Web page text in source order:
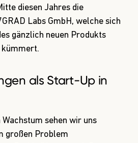
diesen Jahres die
Labs GmbH, welche sich
gänzlich neuen Produkts
kümmert.
als Start-Up in
sehen wir uns
großen Problem